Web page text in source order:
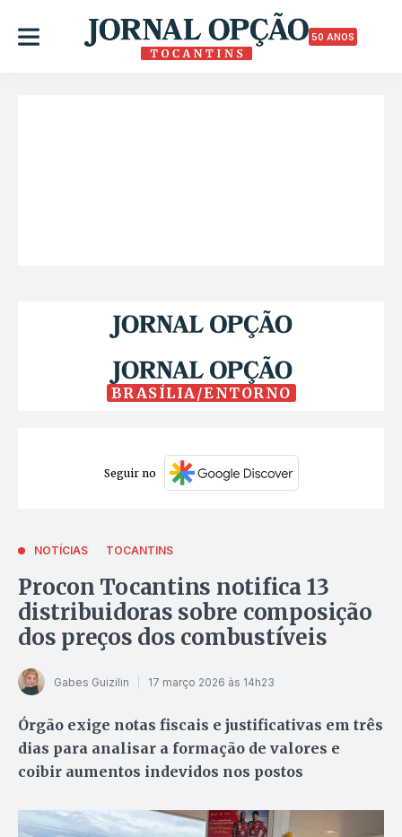
50 ANOS
BRASÍLIA/ENTORNO
Seguir no
NOTÍCIAS TOCANTINS
Procon Tocantins notifica 13
distribuidoras sobre composição
dos preços dos combustíveis
Gabes Guizilin 17 março 2026 às 14h23
Órgão exige notas fiscais e justificativas em três
dias para analisar a formação de valores e
coibir aumentos indevidos nos postos